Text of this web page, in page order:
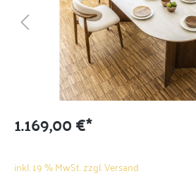
1.169,00 €*
inkl. 19 % MwSt. zzgl. Versand